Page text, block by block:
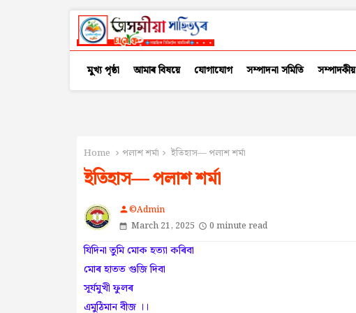
মুখ্য পৃষ্ঠা আমাৰ বিষয়ে যোগাযোগ সম্পাদনা সমিতি সম্পাদকীয়
Home পলাশ শৰ্মা ইতিহাস— পলাশ শৰ্মা
ইতিহাস— পলাশ শৰ্মা
person©Admin
March 21, 2025
0 minute read
যিদিনা তুমি মোক হত্যা কৰিবা
মোৰ হাতত গুজি দিবা
সূৰ্যমুখী ফুলৰ
এমুঠিমান বীজ ।।